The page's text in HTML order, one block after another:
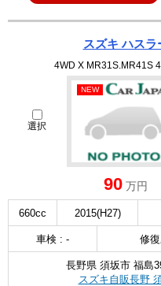
スズキ ハスラ
4WD X MR31S.MR41S
選択
NEW
90 万円
660cc 2015(H27)
車検 : - 修
長野県 須坂市 福島
スズキ自販長野